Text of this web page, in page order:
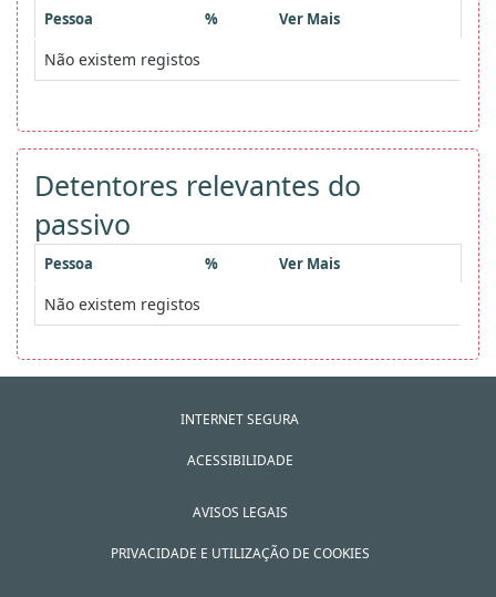
Pessoa % Ver Mais
Não existem registos
Detentores relevantes do
passivo
Pessoa % Ver Mais
Não existem registos
INTERNET SEGURA
ACESSIBILIDADE
AVISOS LEGAIS
PRIVACIDADE E UTILIZAÇÃO DE COOKIES